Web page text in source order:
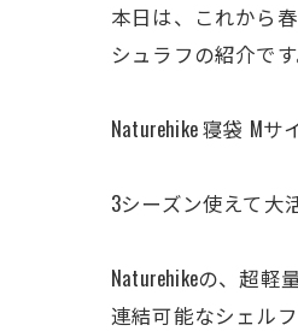
本日は、これから
シュラフの紹介です
Naturehike 寝袋 Mサ
3シーズン使えて大
Naturehikeの、超軽
連結可能なシェル